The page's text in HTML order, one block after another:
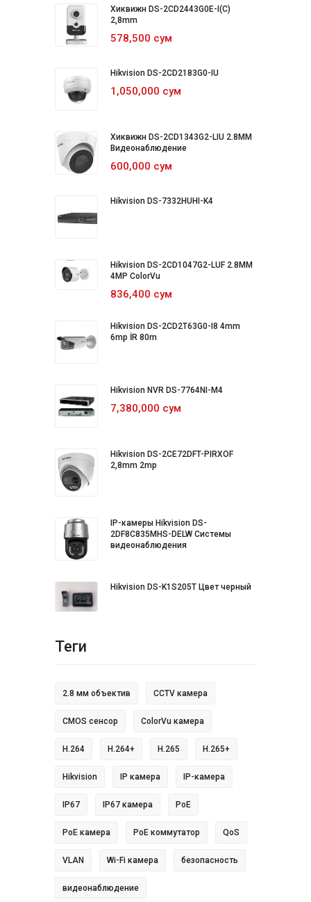
Хиквижн DS-2CD2443G0E-I(C)
2,8mm
578,500 сум
Hikvision DS-2CD2183G0-IU
1,050,000 сум
Хиквижн DS-2CD1343G2-LIU 2.8MM
Видеонаблюдение
600,000 сум
Hikvision DS-7332HUHI-K4
Hikvision DS-2CD1047G2-LUF 2.8MM
4MP ColorVu
836,400 сум
Hikvision DS-2CD2T63G0-I8 4mm
6mp İR 80m
Hikvision NVR DS-7764NI-M4
7,380,000 сум
Hikvision DS-2CE72DFT-PIRXOF
2,8mm 2mp
IP-камеры Hikvision DS-
2DF8C835MHS-DELW Системы
видеонаблюдения
Hikvision DS-K1S205T Цвет черный
Теги
2.8 мм объектив CCTV камера
CMOS сенсор ColorVu камера
H.264 H.264+ H.265 H.265+
Hikvision IP камера IP-камера
IP67 IP67 камера PoE
PoE камера PoE коммутатор QoS
VLAN Wi-Fi камера безопасность
видеонаблюдение